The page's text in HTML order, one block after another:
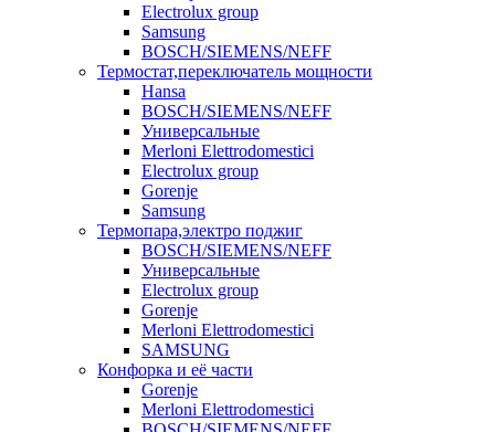
Electrolux group
Samsung
BOSCH/SIEMENS/NEFF
Термостат,переключатель мощности
Hansa
BOSCH/SIEMENS/NEFF
Универсальные
Merloni Elettrodomestici
Electrolux group
Gorenje
Samsung
Термопара,электро поджиг
BOSCH/SIEMENS/NEFF
Универсальные
Electrolux group
Gorenje
Merloni Elettrodomestici
SAMSUNG
Конфорка и её части
Gorenje
Merloni Elettrodomestici